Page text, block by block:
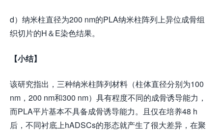
d）纳米柱直径为200 nm的PLA纳米柱阵列上异位成骨组
织切片的H＆E染色结果。
【小结】
该研究指出，三种纳米柱阵列材料（柱体直径分别为100
nm，200 nm和300 nm）具有程度不同的成骨诱导能力，
而PLA平片基本不具备成骨诱导能力。且仅在培养48 h
后，不同衬底上hADSCs的形态就产生了很大差异，在聚